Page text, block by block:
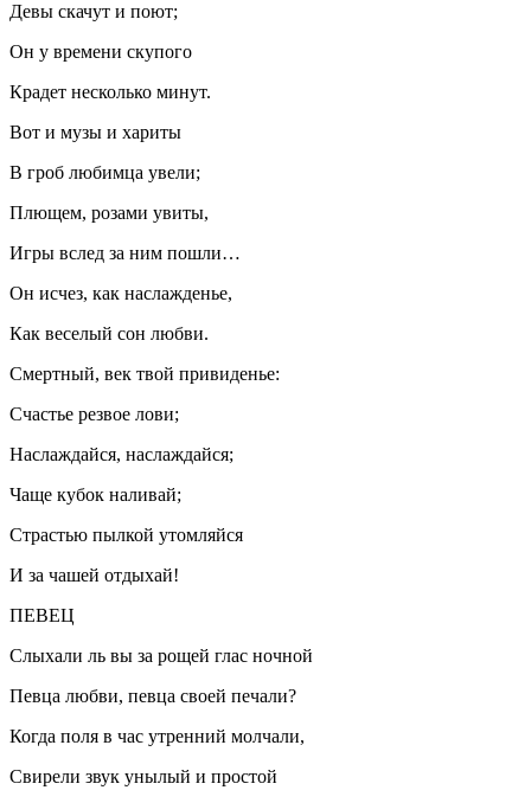
Девы скачут и поют;
Он у времени скупого
Крадет несколько минут.
Вот и музы и хариты
В гроб любимца увели;
Плющем, розами увиты,
Игры вслед за ним пошли…
Он исчез, как наслажденье,
Как веселый сон любви.
Смертный, век твой привиденье:
Счастье резвое лови;
Наслаждайся, наслаждайся;
Чаще кубок наливай;
Страстью пылкой утомляйся
И за чашей отдыхай!
ПЕВЕЦ
Слыхали ль вы за рощей глас ночной
Певца любви, певца своей печали?
Когда поля в час утренний молчали,
Свирели звук унылый и простой